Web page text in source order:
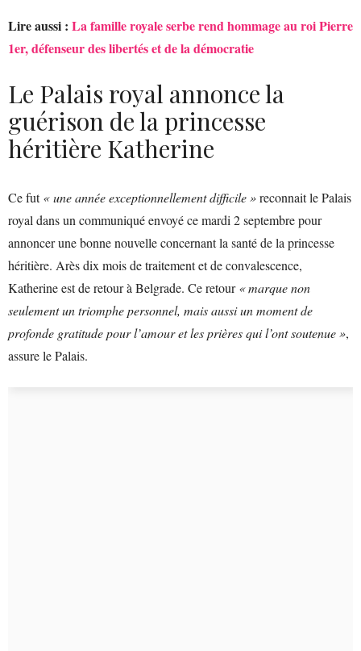
Lire aussi : La famille royale serbe rend hommage au roi Pierre
1er, défenseur des libertés et de la démocratie
Le Palais royal annonce la
guérison de la princesse
héritière Katherine
Ce fut« une année exceptionnellement difficile »reconnait le Palais
royal dans un communiqué envoyé ce mardi 2 septembre pour
annoncer une bonne nouvelle concernant la santé de la princesse
héritière. Arès dix mois de traitement et de convalescence,
Katherine est de retour à Belgrade. Ce retour« marque non
seulement un triomphe personnel, mais aussi un moment de
profonde gratitude pour l’amour et les prières qui l’ont soutenue »,
assure le Palais.